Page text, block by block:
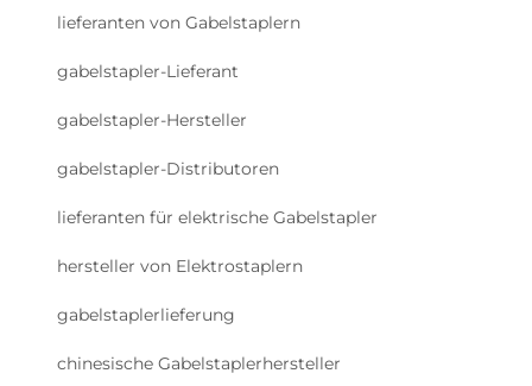
lieferanten von Gabelstaplern
gabelstapler-Lieferant
gabelstapler-Hersteller
gabelstapler-Distributoren
lieferanten für elektrische Gabelstapler
hersteller von Elektrostaplern
gabelstaplerlieferung
chinesische Gabelstaplerhersteller